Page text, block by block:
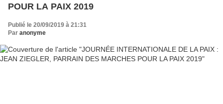
POUR LA PAIX 2019
Publié le 20/09/2019 à 21:31
Par anonyme